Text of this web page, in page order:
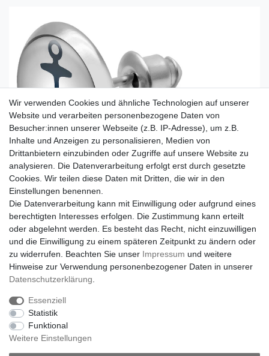
Wir verwenden Cookies und ähnliche Technologien auf unserer
Website und verarbeiten personenbezogene Daten von
Besucher:innen unserer Webseite (z.B. IP-Adresse), um z.B.
Inhalte und Anzeigen zu personalisieren, Medien von
Drittanbietern einzubinden oder Zugriffe auf unsere Website zu
analysieren. Die Datenverarbeitung erfolgt erst durch gesetzte
Cookies. Wir teilen diese Daten mit Dritten, die wir in den
Einstellungen benennen.
Die Datenverarbeitung kann mit Einwilligung oder aufgrund eines
berechtigten Interesses erfolgen. Die Zustimmung kann erteilt
oder abgelehnt werden. Es besteht das Recht, nicht einzuwilligen
und die Einwilligung zu einem späteren Zeitpunkt zu ändern oder
zu widerrufen. Beachten Sie unser Impressum und weitere
Hinweise zur Verwendung personenbezogener Daten in unserer
Daten­schutz­erklärung
Essenziell
Statistik
Funktional
Weitere Einstellungen
Impressum